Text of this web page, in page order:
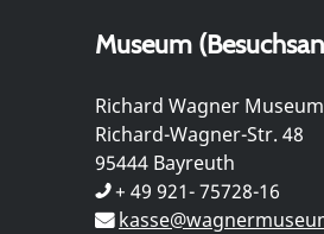
Museum
Richard Wagner Museum
Richard-Wagner-Str. 48
95444 Bayreuth
+ 49 921- 75728-16